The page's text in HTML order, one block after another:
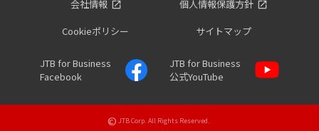
会社情報
個人情報保護方針
Cookieポリシー
サイトマップ
JTB for Business
Facebook
JTB for Business
公式YouTube
© JTB Corp. All Rights Reserved.